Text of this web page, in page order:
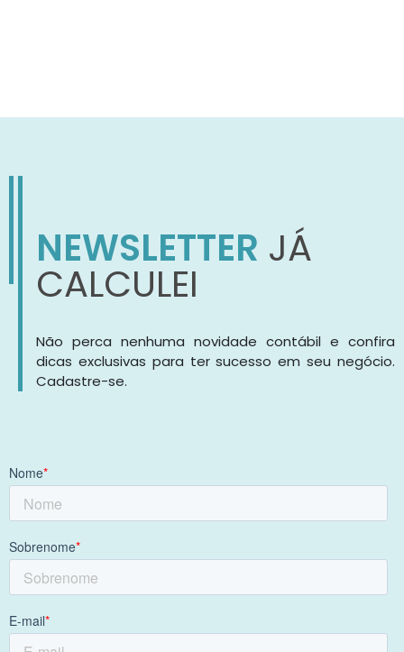
NEWSLETTER JÁ
CALCULEI
Não perca nenhuma novidade contábil e confira
dicas exclusivas para ter sucesso em seu negócio.
Cadastre-se.